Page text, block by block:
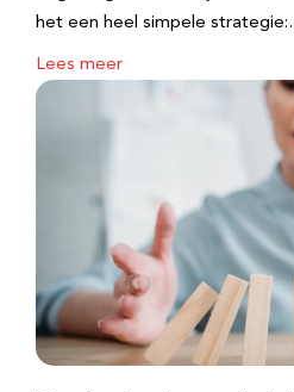
het een heel simpele
Lees meer